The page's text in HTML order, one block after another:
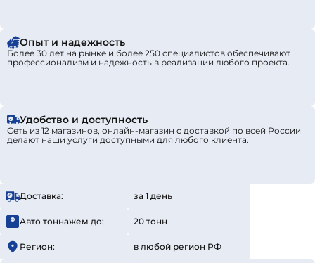
Опыт и надежность
Более 30 лет на рынке и более 250 специалистов обеспечивают
профессионализм и надежность в реализации любого проекта.
Удобство и доступность
Сеть из 12 магазинов, онлайн-магазин с доставкой по всей России
делают наши услуги доступными для любого клиента.
Доставка: за 1 день
Авто тоннажем до: 20 тонн
Регион: в любой регион РФ